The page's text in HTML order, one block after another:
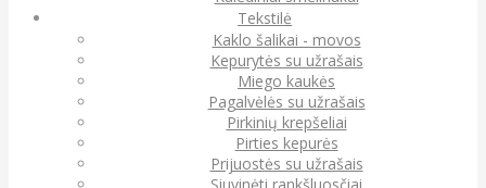
Tekstilė
Kaklo šalikai - movos
Kepurytės su užrašais
Miego kaukės
Pagalvėlės su užrašais
Pirkinių krepšeliai
Pirties kepurės
Prijuostės su užrašais
Siuvinėti rankšluosčiai